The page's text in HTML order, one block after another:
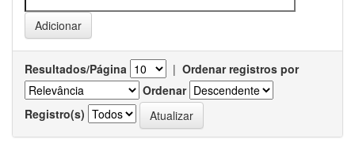
Resultados/Página | Ordenar registros por
Ordenar
Registro(s)